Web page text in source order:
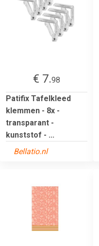
€ 7.98
Patifix Tafelkleed
klemmen - 8x -
transparant -
kunststof - ...
Bellatio.nl